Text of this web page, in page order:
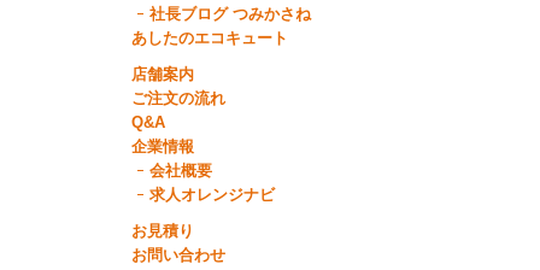
社長ブログ つみかさね
あしたのエコキュート
店舗案内
ご注文の流れ
Q&A
企業情報
会社概要
求人オレンジナビ
お見積り
お問い合わせ